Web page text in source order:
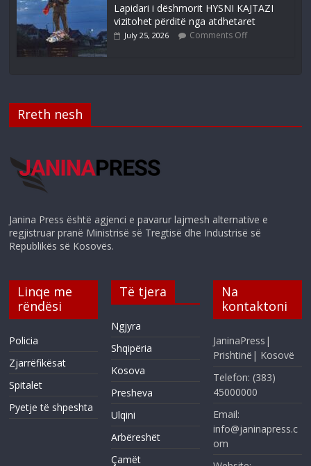
Lapidari i dëshmorit HYSNI KAJTAZI
vizitohet përditë nga atdhetaret
July 25, 2026 Comments Off
Rreth nesh
Janina Press është agjenci e pavarur lajmesh alternative e
regjistruar pranë Ministrisë së Tregtisë dhe Industrisë së
Republikës së Kosovës.
Linqe me
rëndësi
Policia
Zjarrëfikësat
Spitalet
Pyetje të shpeshta
Të tjera
Ngjyra
Shqipëria
Kosova
Presheva
Ulqini
Arbëreshët
Çamët
Na
kontaktoni
JaninaPress|
Prishtinë| Kosovë
Telefon: (383)
45000000
Email:
info@janinapress.c
om